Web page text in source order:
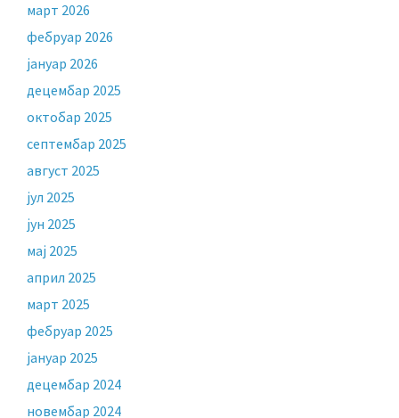
март 2026
фебруар 2026
јануар 2026
децембар 2025
октобар 2025
септембар 2025
август 2025
јул 2025
јун 2025
мај 2025
април 2025
март 2025
фебруар 2025
јануар 2025
децембар 2024
новембар 2024